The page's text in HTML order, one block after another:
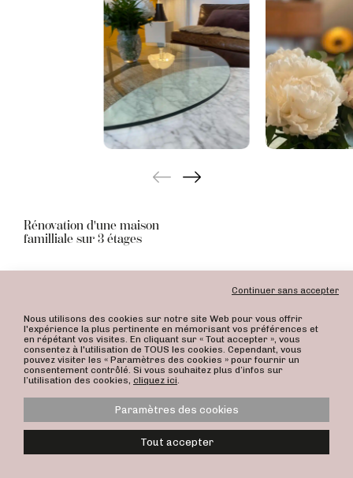
Rénovation d'une maison
familliale sur 3 étages
Politique de confidentialité Mentions légales
ALEXANDRA DUMINIL © 2026
Nous utilisons des cookies sur notre site Web pour vous offrir
l'expérience la plus pertinente en mémorisant vos préférences et
en répétant vos visites. En cliquant sur « Tout accepter », vous
consentez à l'utilisation de TOUS les cookies. Cependant, vous
pouvez visiter les « Paramètres des cookies » pour fournir un
consentement contrôlé. Si vous souhaitez plus d’infos sur
l’utilisation des cookies, cliquez ici.
Continuer sans accepter
Paramètres des cookies
Tout accepter